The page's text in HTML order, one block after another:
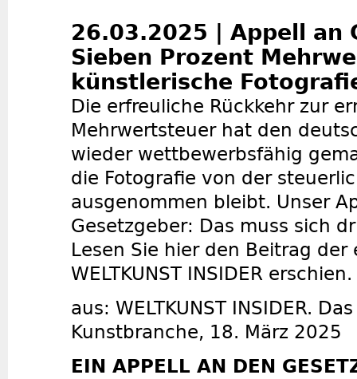
26.03.2025 | Appell an
Sieben Prozent
künstlerische
Die erfreuliche Rückkehr zur
Mehrwertsteuer hat den
wieder wettbewerbsfähig
die Fotografie von der
ausgenommen bleibt. Unser
Gesetzgeber: Das muss sich
Lesen Sie hier den Beitrag der
WELTKUNST INSIDER erschien.
aus: WELTKUNST INSIDER.
Kunstbranche, 18. März 2025
EIN APPELL AN DEN